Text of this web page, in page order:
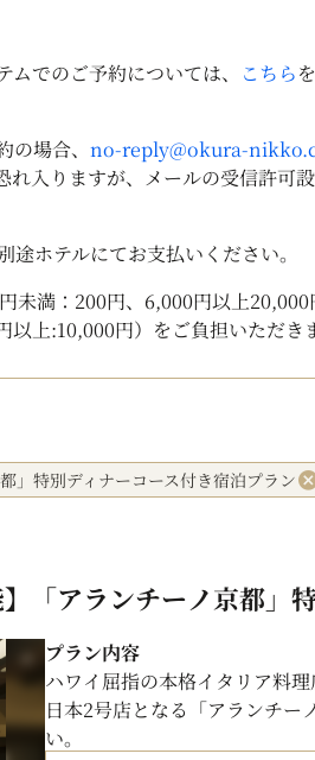
でのご予約については、
こちら
の場合、no-reply@okura-
れ入りますが、メールの受信許可
ホテルにてお支払いください。
満：200円、6,000円以上20,000
上:10,000円）をご負担いただきま
」特別ディナーコース付き宿泊プラン
「アランチーノ京都」
プラン内容
ハワイ屈指の本格イタリア料理
日本2号店となる「アランチー
い。